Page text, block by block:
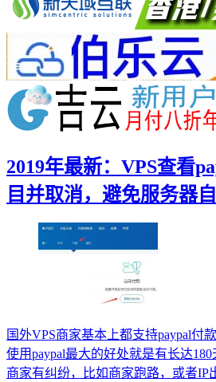
2019年最新：VPS查看
目并取消，避免服务器
国外VPS商家基本上都支持paypal付
使用paypal最大的好处就是有长达
商家有纠纷，比如商家跑路，或者IP